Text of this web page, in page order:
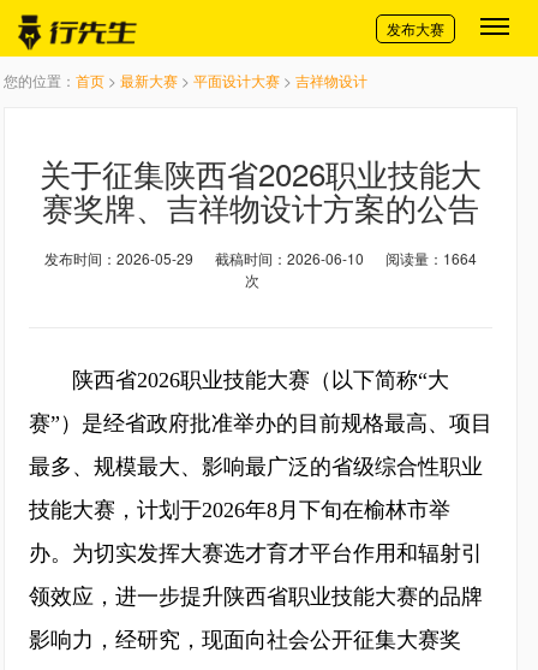
切换导航
发布大赛
您的位置： 首页 > 最新大赛 > 平面设计大赛 > 吉祥物设计
关于征集陕西省2026职业技能大
赛奖牌、吉祥物设计方案的公告
发布时间：2026-05-29 截稿时间：2026-06-10
阅读量：1664
次
陕西省2026职业技能大赛（以下简称“大
赛”）是经省政府批准举办的目前规格最高、项目
最多、规模最大、影响最广泛的省级综合性职业
技能大赛，计划于2026年8月下旬在榆林市举
办。为切实发挥大赛选才育才平台作用和辐射引
领效应，进一步提升陕西省职业技能大赛的品牌
影响力，经研究，现面向社会公开征集大赛奖